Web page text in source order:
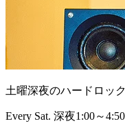
土曜深夜のハードロッ
Every Sat. 深夜1:00～4:50